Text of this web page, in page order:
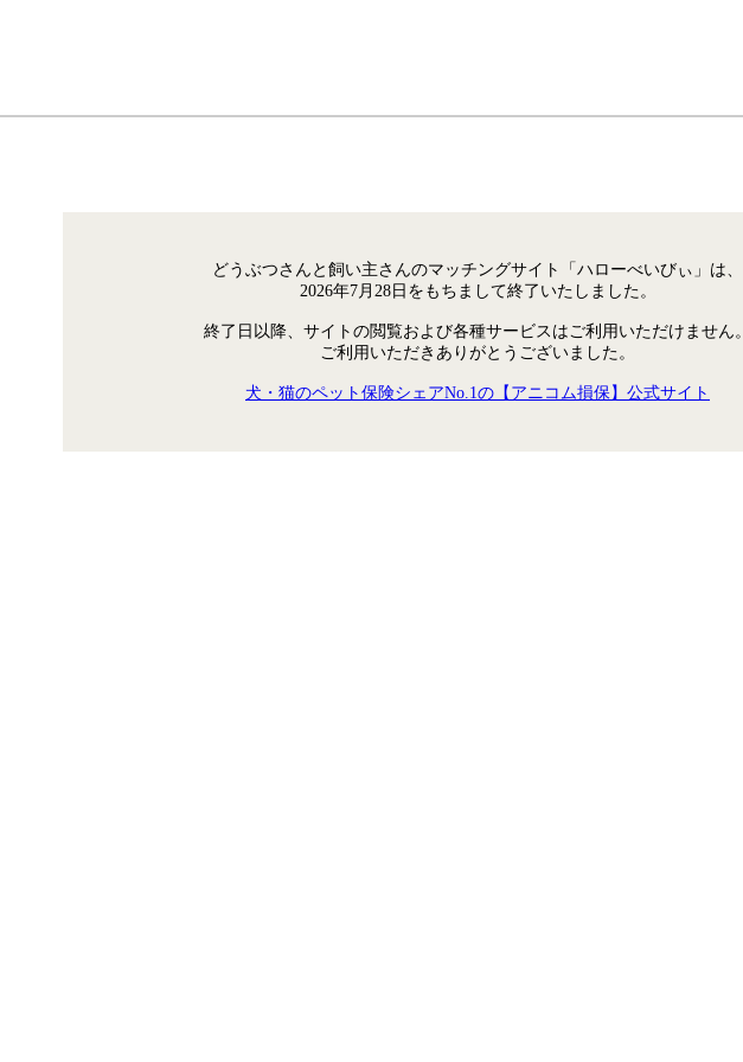
どうぶつさんと飼い主さんのマッチングサイト「ハローべいびぃ」は、
2026年7月28日をもちまして終了いたしました。
終了日以降、サイトの閲覧および各種サービスはご利用いただけません
ご利用いただきありがとうございました。
犬・猫のペット保険シェアNo.1の【アニコム損保】公式サイト